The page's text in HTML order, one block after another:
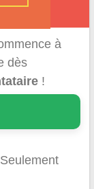
à
dès
!